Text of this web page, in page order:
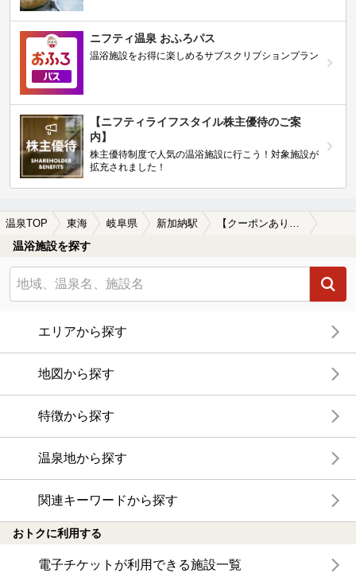
ニフティ温泉 おふろパス
温浴施設をお得に楽しめるサブスクリプションプラン
【ニフティライフスタイル株主優待のご案
内】
株主優待制度で人気の温浴施設に行こう！対象施設が
拡充されました！
温泉TOP 東海 岐阜県 新加納駅 【クーポンあり】食事が楽しめる新加納駅近くの温泉、日帰り温泉、スーパー銭湯おすすめ
温浴施設を探す
エリアから探す
地図から探す
特徴から探す
温泉地から探す
関連キーワードから探す
おトクに利用する
電子チケットが利用できる施設一覧